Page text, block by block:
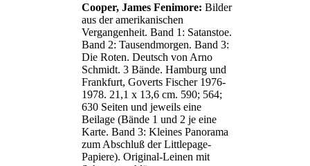
Cooper, James Fenimore: Bilder
aus der amerikanischen
Vergangenheit. Band 1: Satanstoe.
Band 2: Tausendmorgen. Band 3:
Die Roten. Deutsch von Arno
Schmidt. 3 Bände. Hamburg und
Frankfurt, Goverts Fischer 1976-
1978. 21,1 x 13,6 cm. 590; 564;
630 Seiten und jeweils eine
Beilage (Bände 1 und 2 je eine
Karte. Band 3: Kleines Panorama
zum Abschluß der Littlepage-
Papiere). Original-Leinen mit